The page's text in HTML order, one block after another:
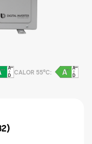
y cómo
calor
CALOR 55°C: